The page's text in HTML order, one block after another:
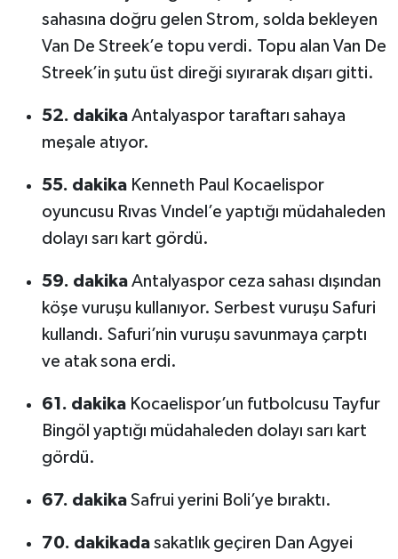
sahasına doğru gelen Strom, solda bekleyen
Van De Streek’e topu verdi. Topu alan Van De
Streek’in şutu üst direği sıyırarak dışarı gitti.
52. dakika Antalyaspor taraftarı sahaya
meşale atıyor.
55. dakikaKenneth Paul Kocaelispor
oyuncusu Rıvas Vındel’e yaptığı müdahaleden
dolayı sarı kart gördü.
59. dakikaAntalyaspor ceza sahası dışından
köşe vuruşu kullanıyor. Serbest vuruşu Safuri
kullandı. Safuri’nin vuruşu savunmaya çarptı
ve atak sona erdi.
61. dakika Kocaelispor’un futbolcusu Tayfur
Bingöl yaptığı müdahaleden dolayı sarı kart
gördü.
67. dakikaSafrui yerini Boli’ye bıraktı.
70. dakikadasakatlık geçiren Dan Agyei